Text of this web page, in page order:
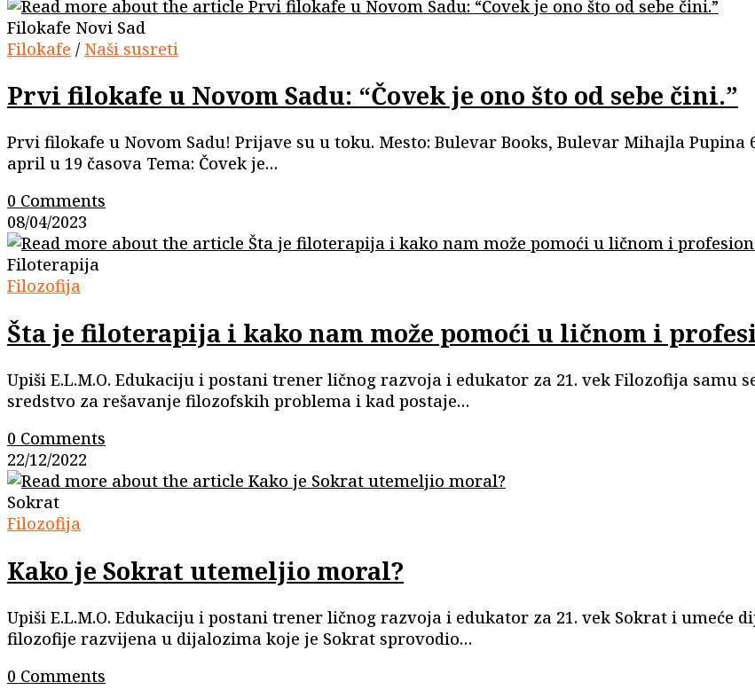
Filokafe Novi Sad
Filokafe / Naši susreti
Prvi filokafe u Novom Sadu: “Čovek je ono što od sebe čini.”
Prvi filokafe u Novom Sadu! Prijave su u toku. Mesto: Bulevar Books, Bulevar Mihajla Pupina
april u 19 časova Tema: Čovek je…
0 Comments
08/04/2023
Filoterapija
Filozofija
Šta je filoterapija i kako nam može pomoći u ličnom i
Upiši E.L.M.O. Edukaciju i postani trener ličnog razvoja i edukator za 21. vek Filozofija samu
sredstvo za rešavanje filozofskih problema i kad postaje…
0 Comments
22/12/2022
Sokrat
Filozofija
Kako je Sokrat utemeljio moral?
Upiši E.L.M.O. Edukaciju i postani trener ličnog razvoja i edukator za 21. vek Sokrat i umeće
filozofije razvijena u dijalozima koje je Sokrat sprovodio…
0 Comments